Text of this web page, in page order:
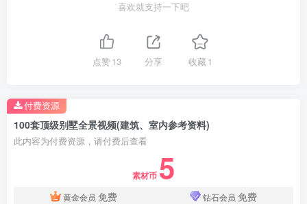
喜欢就支持一下吧
点赞13 分享 收藏 1
100套顶级别墅全景视频(建筑、室内参考资料)
此内容为付费资源，请付费后查看
素材币 5
黄金会员 免费 钻石会员 免费
付费资源